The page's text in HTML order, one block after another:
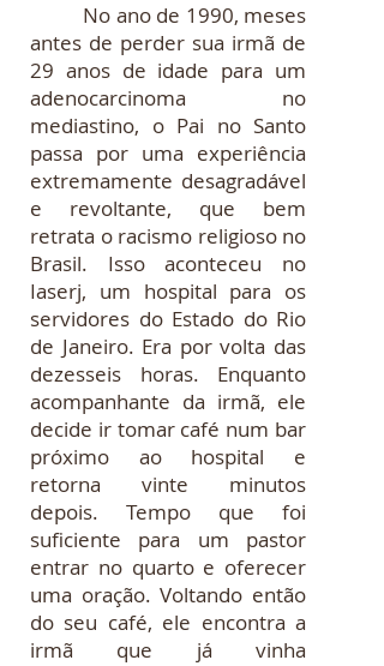
No ano de 1990, meses
antes de perder sua irmã de
29 anos de idade para um
adenocarcinoma no
mediastino, o Pai no Santo
passa por uma experiência
extremamente desagradável
e revoltante, que bem
retrata o racismo religioso no
Brasil. Isso aconteceu no
Iaserj, um hospital para os
servidores do Estado do Rio
de Janeiro. Era por volta das
dezesseis horas. Enquanto
acompanhante da irmã, ele
decide ir tomar café num bar
próximo ao hospital e
retorna vinte minutos
depois. Tempo que foi
suficiente para um pastor
entrar no quarto e oferecer
uma oração. Voltando então
do seu café, ele encontra a
irmã que já vinha